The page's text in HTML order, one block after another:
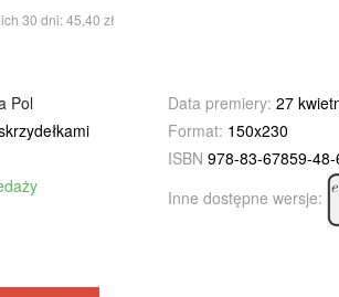
30 dni: 45,40 zł
Pol Data premiery: 27
Format: 150x230
ISBN 978-83-67859-48-
Inne dostępne wersje: